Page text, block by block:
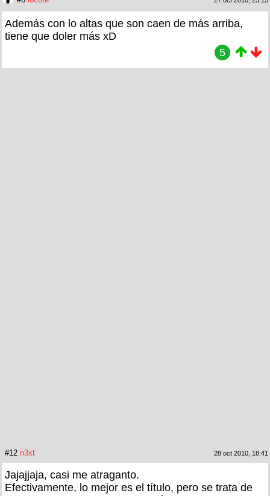
Además con lo altas que son caen de más arriba,
tiene que doler más xD
5
#12 n3xt 28 oct 2010, 18:41
Jajajjaja, casi me atraganto.
Efectivamente, lo mejor es el título, pero se trata de